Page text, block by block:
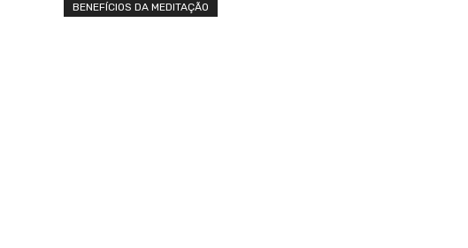
BENEFÍCIOS DA MEDITAÇÃO